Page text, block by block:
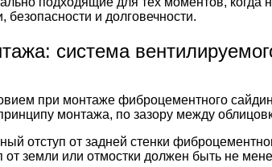
безопасности и долговечности.
система
при монтаже фиброцементного
монтажа, по зазору между
отступ от задней стенки
от земли или отмостки должен быть не